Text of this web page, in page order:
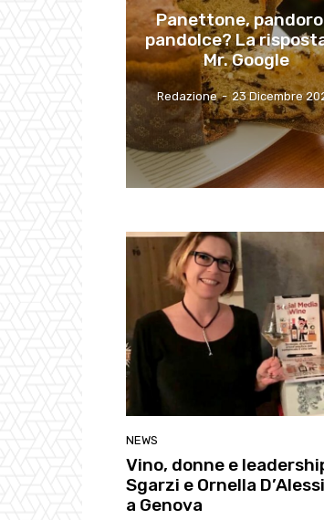
Panettone,
pandolce? La
Mr. Google
Redazione - 23 Dicembre
NEWS
Vino, donne e
Sgarzi e Ornella
a Genova